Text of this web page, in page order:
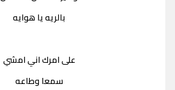
بالريه يا هوايه
على امرك اني امشي
سمعا وطاعه